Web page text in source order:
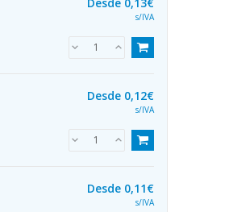
s/IVA
Desde 0,12€
s/IVA
Desde 0,11€
s/IVA